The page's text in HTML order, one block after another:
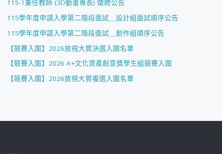
115-1兼任教師 (3D動畫專長) 徵聘公告
115學年度申請入學第二階段面試＿設計組面試順序公告
115學年度申請入學第二階段面試＿創作組順序公告
【競賽入圍】2026放視大賞決選入圍名單
【競賽入圍】2026 A+文化資產創意獎學生組競賽入圍
【競賽入圍】2026放視大賞複選入圍名單